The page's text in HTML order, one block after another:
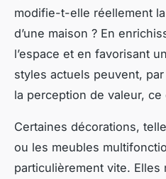
modifie-t-elle réellement
d’une maison ? En
l’espace et en favorisant
styles actuels peuvent,
la perception de valeur,
Certaines décorations,
ou les meubles
particulièrement vite.